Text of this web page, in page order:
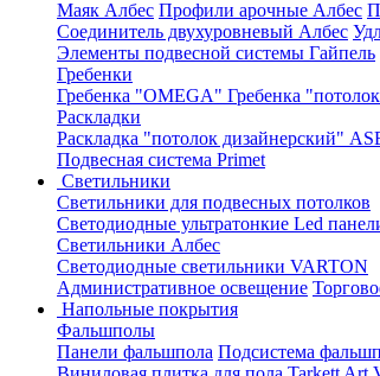
Маяк Албес Профили арочные Албес
Соединитель двухуровневый Албес
Элементы подвесной системы Гайпель
Гребенки
Гребенка "OMEGA" Гребенка
Раскладки
Раскладка "потолок дизайнерский"
Подвесная система Primet
Светильники
Светильники для подвесных потолков
Светодиодные ультратонкие Led
Светильники Албес
Светодиодные светильники VARTON
Административное освещение
Напольные покрытия
Фальшполы
Панели фальшпола Подсистема